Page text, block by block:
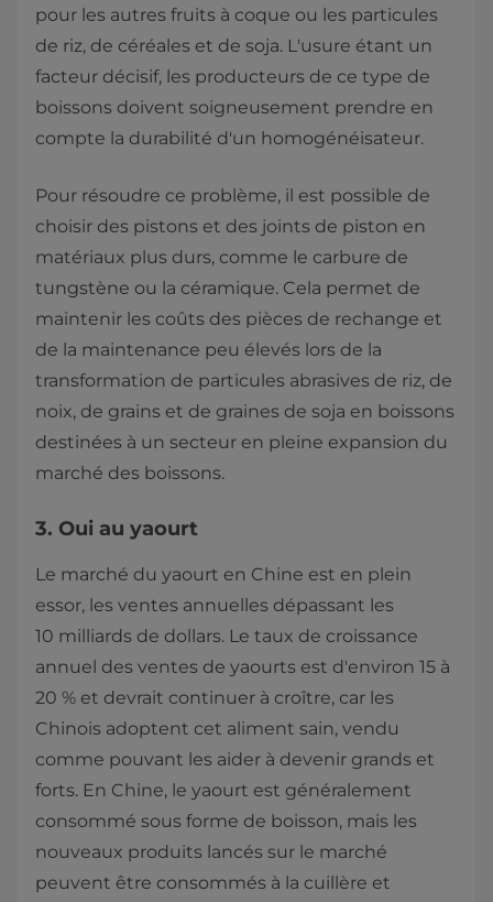
pour les autres fruits à coque ou les particules
de riz, de céréales et de soja. L'usure étant un
facteur décisif, les producteurs de ce type de
boissons doivent soigneusement prendre en
compte la durabilité d'un homogénéisateur.
Pour résoudre ce problème, il est possible de
choisir des pistons et des joints de piston en
matériaux plus durs, comme le carbure de
tungstène ou la céramique. Cela permet de
maintenir les coûts des pièces de rechange et
de la maintenance peu élevés lors de la
transformation de particules abrasives de riz, de
noix, de grains et de graines de soja en boissons
destinées à un secteur en pleine expansion du
marché des boissons.
3. Oui au yaourt
Le marché du yaourt en Chine est en plein
essor, les ventes annuelles dépassant les
10 milliards de dollars. Le taux de croissance
annuel des ventes de yaourts est d'environ 15 à
20 % et devrait continuer à croître, car les
Chinois adoptent cet aliment sain, vendu
comme pouvant les aider à devenir grands et
forts. En Chine, le yaourt est généralement
consommé sous forme de boisson, mais les
nouveaux produits lancés sur le marché
peuvent être consommés à la cuillère et